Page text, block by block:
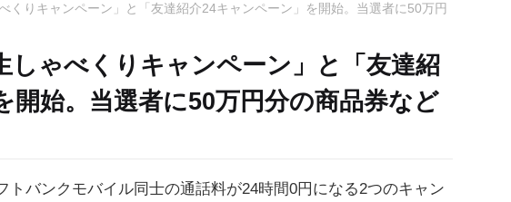
くりキャンペーン」と「友達紹介24キャンペーン」を開始。当選者に50万円
しゃべくりキャンペーン」と「友達紹
開始。当選者に50万円分の商品券など
トバンクモバイル同士の通話料が24時間0円になる2つのキャン